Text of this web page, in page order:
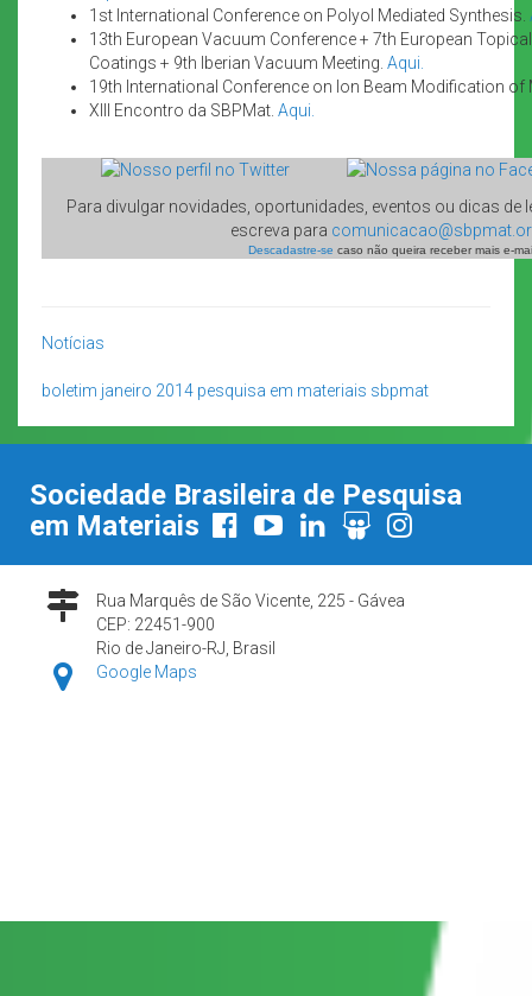
1st International Conference on Polyol Mediated Synthesis.
13th European Vacuum Conference + 7th European
Coatings + 9th Iberian Vacuum Meeting. Aqui.
19th International Conference on Ion Beam Modification of
XIII Encontro da SBPMat. Aqui.
Para divulgar novidades, oportunidades, eventos ou dicas de
escreva para
Descadastre-se caso não queira receber mais e-
Notícias
boletim janeiro 2014 pesquisa em materiais sbpmat
Sociedade Brasileira de Pesquisa
em Materiais
Rua Marquês de São Vicente, 225 - Gávea
CEP: 22451-900
Rio de Janeiro-RJ, Brasil
Google Maps